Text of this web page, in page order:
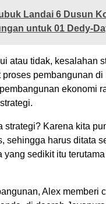
Landai 6 Dusun
untuk 01 Dedy-
atau tidak, kesalahan
pembangunan di
ekonomi
strategi? Karena kita
sehingga harus ditata
yang sedikit itu terutama
Alex memberi